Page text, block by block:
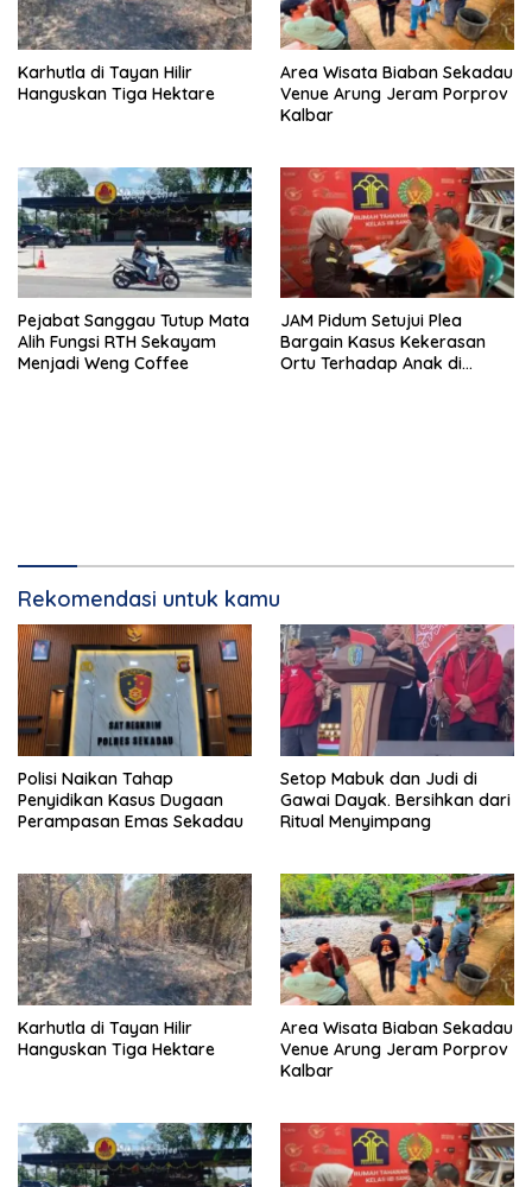
Karhutla di Tayan Hilir
Hanguskan Tiga Hektare
Area Wisata Biaban Sekadau
Venue Arung Jeram Porprov
Kalbar
Pejabat Sanggau Tutup Mata
Alih Fungsi RTH Sekayam
Menjadi Weng Coffee
JAM Pidum Setujui Plea
Bargain Kasus Kekerasan
Ortu Terhadap Anak di
Rekomendasi untuk kamu
Polisi Naikan Tahap
Penyidikan Kasus Dugaan
Perampasan Emas Sekadau
Setop Mabuk dan Judi di
Gawai Dayak. Bersihkan dari
Ritual Menyimpang
Karhutla di Tayan Hilir
Hanguskan Tiga Hektare
Area Wisata Biaban Sekadau
Venue Arung Jeram Porprov
Kalbar